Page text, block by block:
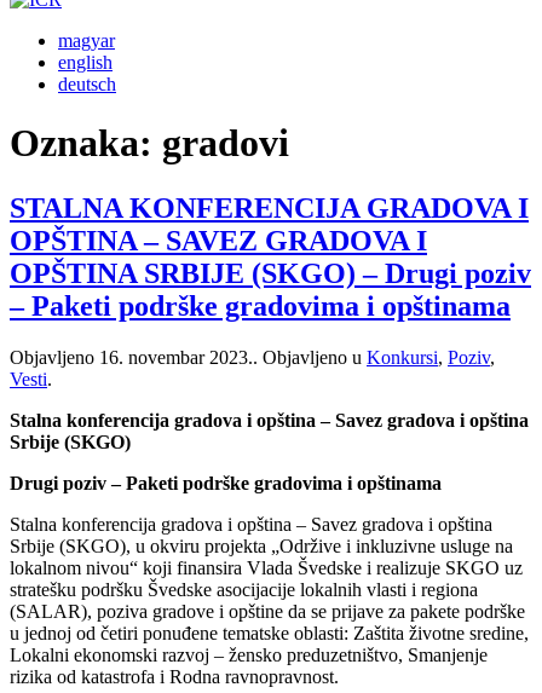
magyar
english
deutsch
Oznaka: gradovi
STALNA KONFERENCIJA GRADOVA I
OPŠTINA – SAVEZ GRADOVA I
OPŠTINA SRBIJE (SKGO) – Drugi poziv
– Paketi podrške gradovima i opštinama
Objavljeno 16. novembar 2023.. Objavljeno u Konkursi, Poziv,
Vesti.
Stalna konferencija gradova i opština – Savez gradova i opština
Srbije (SKGO)
Drugi poziv – Paketi podrške gradovima i opštinama
Stalna konferencija gradova i opština – Savez gradova i opština
Srbije (SKGO), u okviru projekta „Održive i inkluzivne usluge na
lokalnom nivou“ koji finansira Vlada Švedske i realizuje SKGO uz
stratešku podršku Švedske asocijacije lokalnih vlasti i regiona
(SALAR), poziva gradove i opštine da se prijave za pakete podrške
u jednoj od četiri ponuđene tematske oblasti: Zaštita životne sredine,
Lokalni ekonomski razvoj – žensko preduzetništvo, Smanjenje
rizika od katastrofa i Rodna ravnopravnost.